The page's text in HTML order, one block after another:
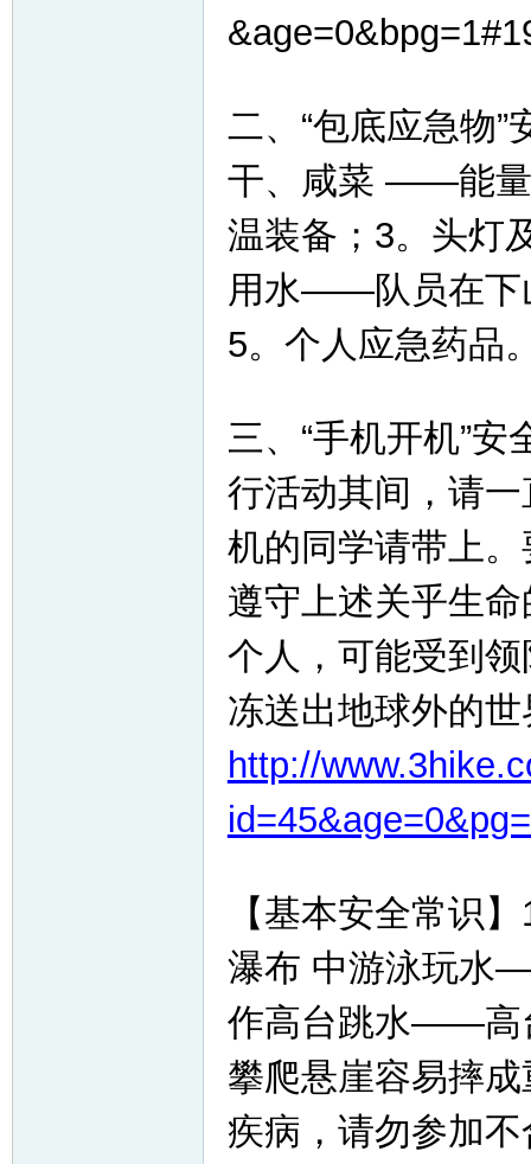
二、“包底应急物
干、咸菜 ——能
温装备；3。头灯
用水——队员在下
5。个人应急药品
三、“手机开机”
行活动其间，请
机的同学请带上
遵守上述关乎生
个人，可能受到
冻送出地球外的世
http://
【基本安全常识
瀑布 中游泳玩水
作高台跳水——高
攀爬悬崖容易摔
疾病，请勿参加